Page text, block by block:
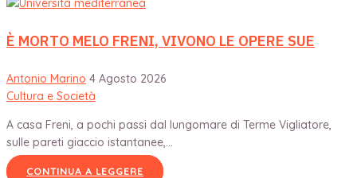
È MORTO MELO FRENI, VIVONO LE OPERE SUE
Antonio Marino 4 Agosto 2026
Cultura e Società
A casa Freni, a pochi passi dal lungomare di Terme Vigliatore,
sulle pareti giaccio istantanee,...
CONTINUA A LEGGERE